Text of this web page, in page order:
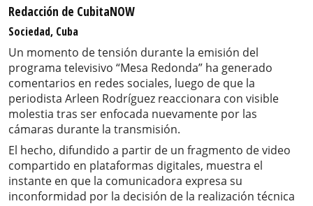
Redacción de CubitaNOW
Sociedad, Cuba
Un momento de tensión durante la emisión del
programa televisivo “Mesa Redonda” ha generado
comentarios en redes sociales, luego de que la
periodista Arleen Rodríguez reaccionara con visible
molestia tras ser enfocada nuevamente por las
cámaras durante la transmisión.
El hecho, difundido a partir de un fragmento de video
compartido en plataformas digitales, muestra el
instante en que la comunicadora expresa su
inconformidad por la decisión de la realización técnica